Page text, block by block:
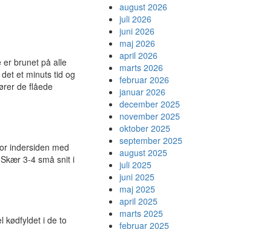
er brunet på alle
et minuts tid og
de flåede
indersiden med
3-4 små snit i
kødfyldet i de to
august 2026
juli 2026
juni 2026
maj 2026
april 2026
marts 2026
februar 2026
januar 2026
december 2025
november 2025
oktober 2025
september 2025
august 2025
juli 2025
juni 2025
maj 2025
april 2025
marts 2025
februar 2025